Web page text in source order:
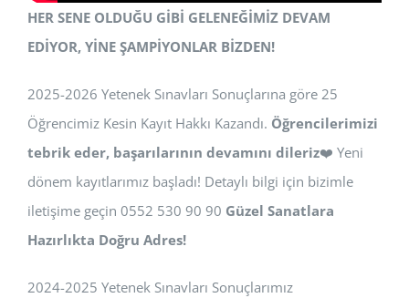
HER SENE OLDUĞU GİBİ GELENEĞİMİZ DEVAM
EDİYOR, YİNE ŞAMPİYONLAR BİZDEN!
2025-2026 Yetenek Sınavları Sonuçlarına göre 25
Öğrencimiz Kesin Kayıt Hakkı Kazandı. Öğrencilerimizi
tebrik eder, başarılarının devamını dileriz❤️ Yeni
dönem kayıtlarımız başladı! Detaylı bilgi için bizimle
iletişime geçin 0552 530 90 90 Güzel Sanatlara
Hazırlıkta Doğru Adres!
2024-2025 Yetenek Sınavları Sonuçlarımız